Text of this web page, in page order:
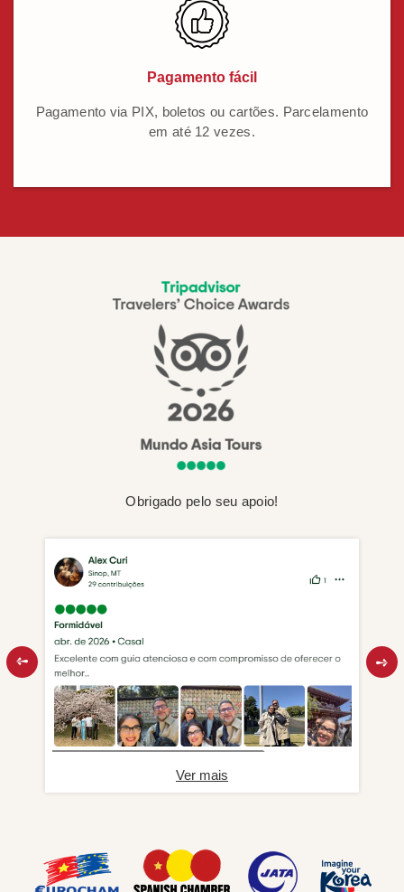
Pagamento fácil
Pagamento via PIX, boletos ou cartões. Parcelamento
em até 12 vezes.
Obrigado pelo seu apoio!
Ver mais